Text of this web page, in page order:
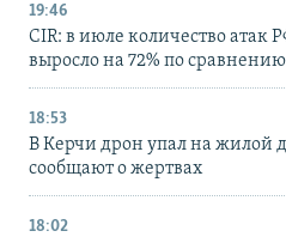
19:46
CIR: в июле количество атак
выросло на 72% по
18:53
В Керчи дрон упал на жилой
сообщают о жертвах
18:02